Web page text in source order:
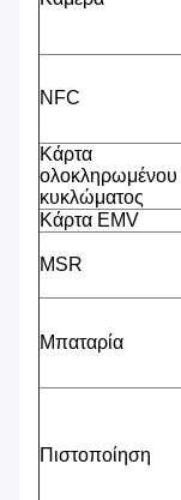
NFC
Κάρτα
ολοκληρωμένου
κυκλώματος
Κάρτα EMV
MSR
Μπαταρία
Πιστοποίηση